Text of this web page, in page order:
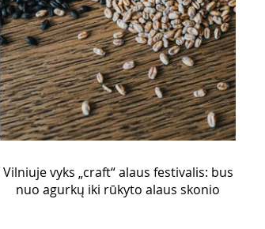
Vilniuje vyks „craft“ alaus festivalis: bus
nuo agurkų iki rūkyto alaus skonio